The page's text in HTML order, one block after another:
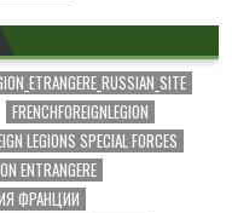
FRENCHFOREIGNLEGION
LEGIONS SPECIAL FORCES
ENTRANGERE
ФРАНЦИИ